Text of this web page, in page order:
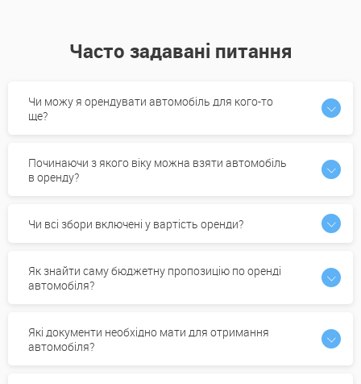
Часто задавані питання
Чи можу я орендувати автомобіль для кого-то
ще?
Починаючи з якого віку можна взяти автомобіль
в оренду?
Чи всі збори включені у вартість оренди?
Як знайти саму бюджетну пропозицію по оренді
автомобіля?
Які документи необхідно мати для отримання
автомобіля?